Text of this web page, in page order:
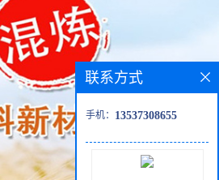
联系方式
手机： 13537308655